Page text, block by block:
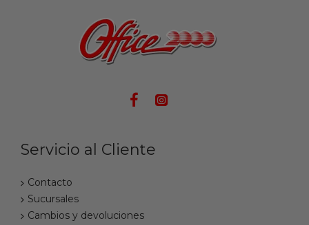
Servicio al Cliente
Contacto
Sucursales
Cambios y devoluciones